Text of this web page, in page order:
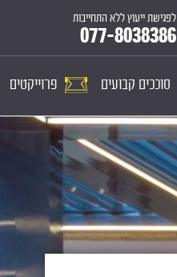
לפגישת ייעוץ ללא התחייבות
077-8038386
סוככים קבועים פרוייקטים